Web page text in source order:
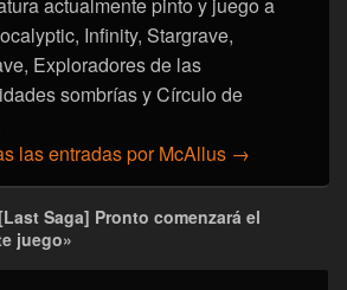
Infinity, Stargrave,
Exploradores de las
sombrías y Círculo de
las entradas por McAllus →
Saga] Pronto comenzará el
juego»